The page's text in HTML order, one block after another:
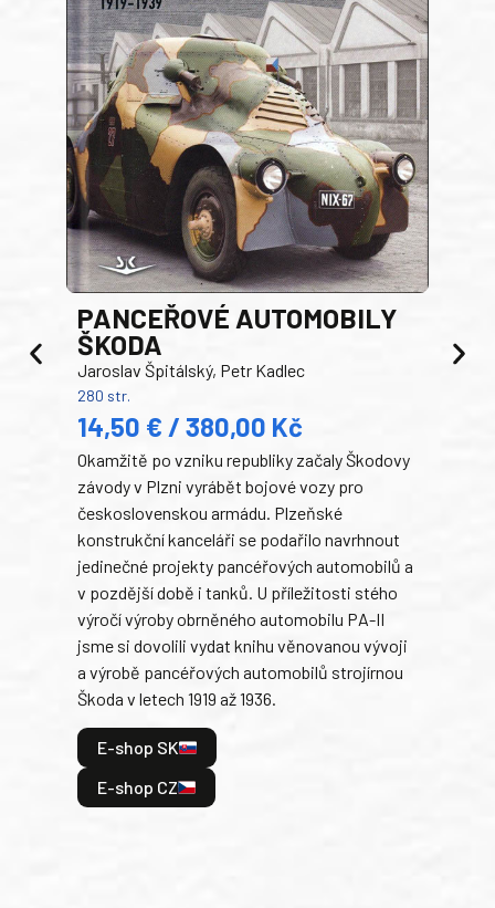
PANCEŘOVÉ AUTOMOBILY
ŠKODA
Jaroslav Špitálský, Petr Kadlec
280 str.
14,50 € / 380,00 Kč
Okamžitě po vzniku republiky začaly Škodovy
závody v Plzni vyrábět bojové vozy pro
československou armádu. Plzeňské
konstrukční kanceláři se podařilo navrhnout
jedinečné projekty pancéřových automobilů a
v pozdější době i tanků. U příležitosti stého
výročí výroby obrněného automobilu PA-II
jsme si dovolili vydat knihu věnovanou vývoji
a výrobě pancéřových automobilů strojírnou
Škoda v letech 1919 až 1936.
E-shop SK
E-shop CZ